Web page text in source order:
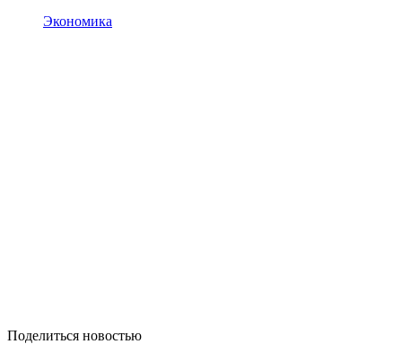
Экономика
Поделиться новостью